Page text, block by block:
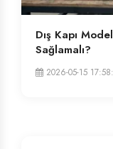
Dış Kapı
Sağlamalı?
2026-05-15